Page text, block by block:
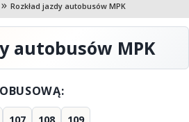
Rozkład jazdy autobusów MPK
autobusów MPK